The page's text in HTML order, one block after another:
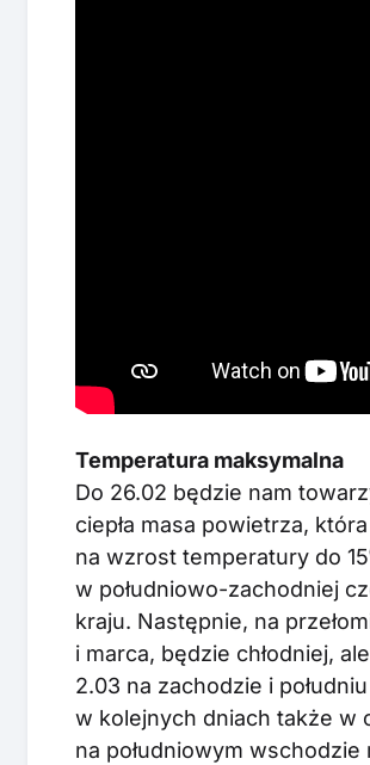
Temperatura maksymalna
Do 26.02 będzie nam
ciepła masa powietrza,
na wzrost temperatury do
w południowo-zachodniej
kraju. Następnie, na
i marca, będzie chłodniej,
2.03 na zachodzie i
w kolejnych dniach także w
na południowym wschodzie